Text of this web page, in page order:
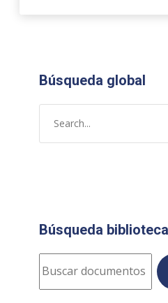
Búsqueda global
Búsqueda biblioteca